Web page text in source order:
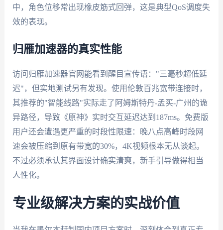
中，角色位移常出现橡皮筋式回弹，这是典型QoS调度失
效的表现。
归雁加速器的真实性能
访问归雁加速器官网能看到醒目宣传语："三毫秒超低延
迟"，但实地测试另有发现。使用伦敦百兆宽带连接时，
其推荐的"智能线路"实际走了阿姆斯特丹-孟买-广州的诡
异路径，导致《原神》实时交互延迟达到187ms。免费版
用户还会遭遇更严重的时段性限速：晚八点高峰时段网
速会被压缩到原有带宽的30%，4K视频根本无从谈起。
不过必须承认其界面设计确实清爽，新手引导做得相当
人性化。
专业级解决方案的实战价值